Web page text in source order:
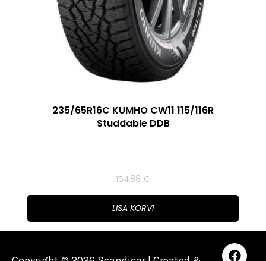
235/65R16C KUMHO CW11 115/116R
Studdable DDB
154,88 €
LISA KORVI